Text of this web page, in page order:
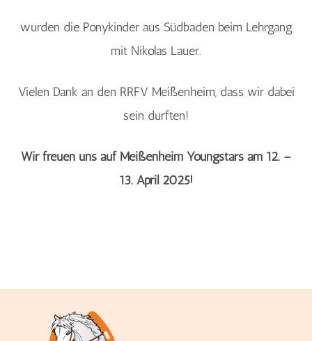
wurden die Ponykinder aus Südbaden beim Lehrgang
mit Nikolas Lauer.
Vielen Dank an den RRFV Meißenheim, dass wir dabei
sein durften!
Wir freuen uns auf Meißenheim Youngstars am 12. –
13. April 2025!